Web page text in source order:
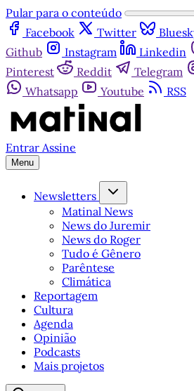
Pular para o conteúdo
Facebook
Twitter
Github
Instagram Linkedin
Pinterest
Reddit Telegram
Whatsapp
Youtube RSS
Entrar Assine
Menu
Newsletters
Matinal News
News do Juremir
News do Roger
Tudo é Gênero
Parêntese
Climática
Reportagem
Cultura
Agenda
Opinião
Podcasts
Mais projetos